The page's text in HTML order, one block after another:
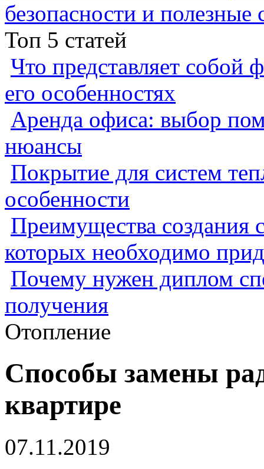
безопасности и полезные
Топ 5 статей
Что представляет собой
его особенностях
Аренда офиса: выбор
нюансы
Покрытие для систем
особенности
Преимущества создания
которых необходимо
Почему нужен диплом
получения
Отопление
Способы замены
квартире
07.11.2019